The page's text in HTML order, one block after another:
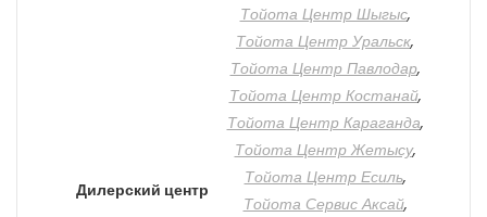
Дилерский центр
Тойота Центр Шыгыс,
Тойота Центр Уральск,
Тойота Центр Павлодар,
Тойота Центр Костанай,
Тойота Центр Караганда,
Тойота Центр Жетысу,
Тойота Центр Есиль,
Тойота Сервис Аксай,